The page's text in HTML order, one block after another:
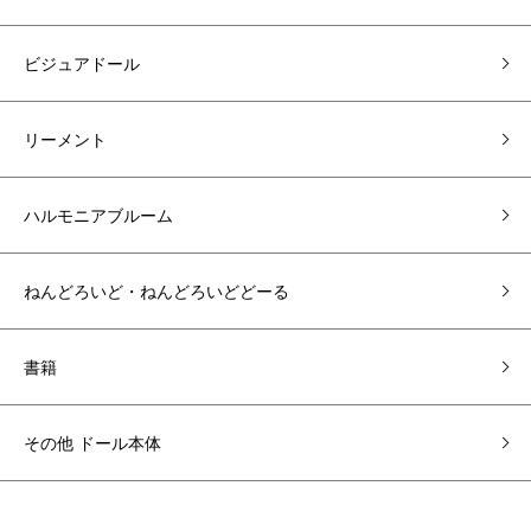
ビジュアドール
リーメント
ハルモニアブルーム
ねんどろいど・ねんどろいどどーる
書籍
その他 ドール本体